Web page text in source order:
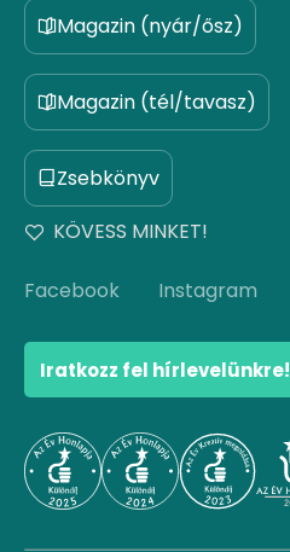
Magazin (nyár/ősz)
Magazin (tél/tavasz)
Zsebkönyv
KÖVESS MINKET!
Facebook Instagram
Iratkozz fel hírlevelünkre!